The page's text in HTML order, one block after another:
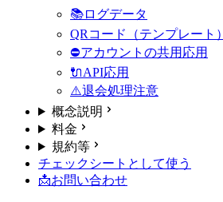
📚ログデータ
QRコード（テンプレート）
⛔アカウントの共用 応用
🔌API応用
⚠️退会処理注意
概念説明
料金
規約等
チェックシートとして使う
📩お問い合わせ